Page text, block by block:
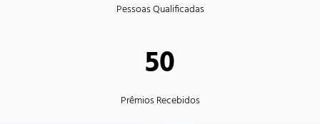
Pessoas Qualificadas
50
Prêmios Recebidos